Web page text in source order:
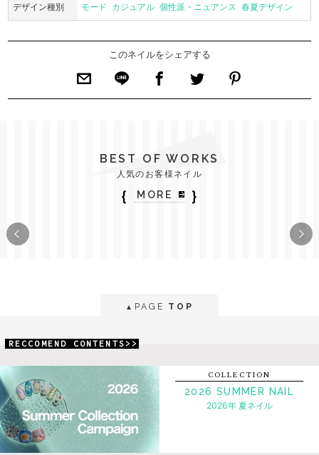
デザイン種別 モード カジュアル 個性派・ニュアンス 春夏デザイン
このネイルをシェアする
BEST OF WORKS
人気のお客様ネイル
｛ MORE ｝
▲ PAGE TOP
RECCOMEND CONTENTS>>
COLLECTION
2026 SUMMER NAIL
2026年 夏ネイル